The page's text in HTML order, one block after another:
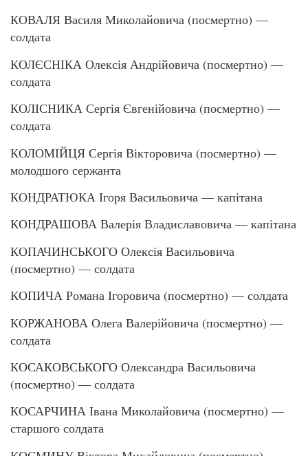
КОВАЛЯ Василя Миколайовича (посмертно) —
солдата
КОЛЄСНІКА Олексія Андрійовича (посмертно) —
солдата
КОЛІСНИКА Сергія Євгенійовича (посмертно) —
солдата
КОЛОМІЙЦЯ Сергія Вікторовича (посмертно) —
молодшого сержанта
КОНДРАТЮКА Ігоря Васильовича — капітана
КОНДРАШОВА Валерія Владиславовича — капітана
КОПАЧИНСЬКОГО Олексія Васильовича
(посмертно) — солдата
КОПИЧА Романа Ігоровича (посмертно) — солдата
КОРЖАНОВА Олега Валерійовича (посмертно) —
солдата
КОСАКОВСЬКОГО Олександра Васильовича
(посмертно) — солдата
КОСАРЧИНА Івана Миколайовича (посмертно) —
старшого солдата